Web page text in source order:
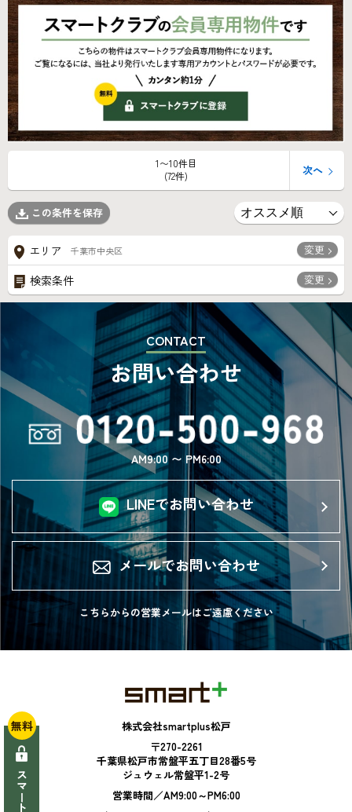
1〜10件目
(72件)
次へ
この条件を保存
エリア 千葉市中央区 変更
検索条件 変更
CONTACT
お問い合わせ
AM9:00 〜 PM6:00
LINEでお問い合わせ
メールでお問い合わせ
こちらからの営業メールはご遠慮ください
株式会社smartplus松戸
〒270-2261
千葉県松戸市常盤平五丁目28番5号
ジュウェル常盤平1-2号
営業時間／AM9:00～PM6:00
無料